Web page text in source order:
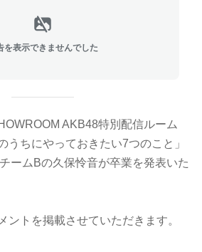
を表示できませんでした
AKB48特別配信ルーム
うちにやっておきたい7つのこと」
ームBの久保怜音が卒業を発表いた
ントを掲載させていただきます。